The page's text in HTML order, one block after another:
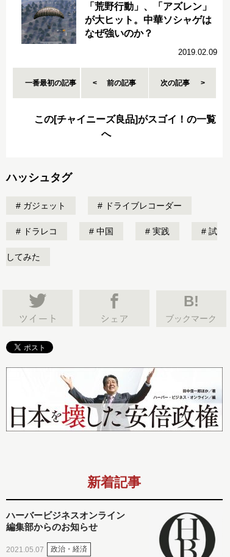
「荒野行動」、「アズレン」
が大ヒット。中華ソシャゲは
なぜ強いのか？
2019.02.09
一番最初の記事 前の記事 次の記事
この[チャイニーズ良品]がスゴイ！の一覧
へ
ハッシュタグ
ガジェット ドライブレコーダー
ドラレコ 中国 実践 試
してみた
B!
ブックマーク
新着記事
ハーバービジネスオンライン
編集部からのお知らせ
2021.05.07 政治・経済